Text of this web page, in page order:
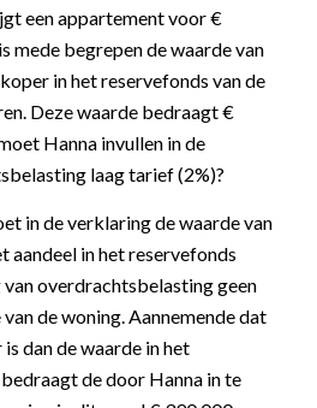
een appartement voor €
mede begrepen de waarde van
in het reservefonds van de
Deze waarde bedraagt €
Hanna invullen in de
laag tarief (2%)?
in de verklaring de waarde van
aandeel in het reservefonds
overdrachtsbelasting geen
de woning. Aannemende dat
dan de waarde in het
de door Hanna in te